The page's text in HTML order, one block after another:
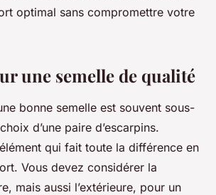
optimal sans compromettre votre
une semelle de qualité
bonne semelle est souvent sous-
d’une paire d’escarpins.
qui fait toute la différence en
Vous devez considérer la
mais aussi l’extérieure, pour un